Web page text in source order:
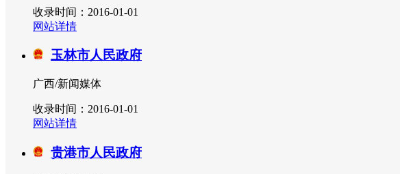
收录时间：2016-01-01
网站详情
玉林市人民政府
广西/新闻媒体
收录时间：2016-01-01
网站详情
贵港市人民政府